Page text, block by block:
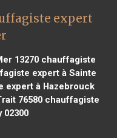
expert
13270chauffagiste
expert à Sainte
à Hazebrouck
76580 chauffagiste
02300